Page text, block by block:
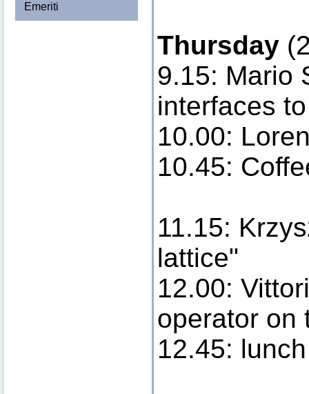
Emeriti
Thursday
9.15: Mario
interfaces
10.00:
10.45:
11.15:
lattice"
12.00:
operator on
12.45: